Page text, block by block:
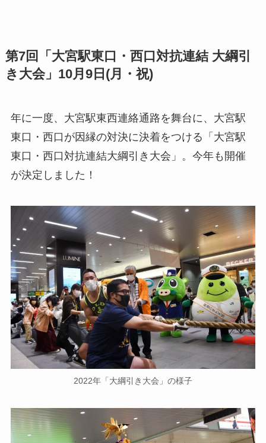
第7回「大宮駅東口・西口対抗連結 大綱引
き大会」10月9日(月・祝)
年に一度、大宮駅東西連絡通路を舞台に、大宮駅
東口・西口が因縁の対決に決着をつける「大宮駅
東口・西口対抗連結大綱引き大会」。今年も開催
が決定しました！
2022年「大綱引き大会」の様子